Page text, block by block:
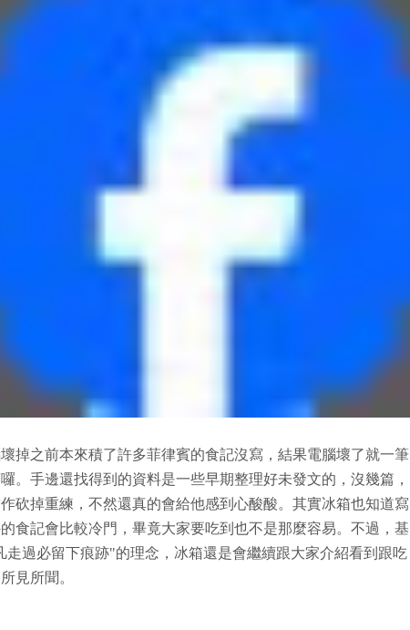
掉之前本來積了許多菲律賓的食記沒寫，結果電腦壞了就一筆
。手邊還找得到的資料是一些早期整理好未發文的，沒幾篇，
砍掉重練，不然還真的會給他感到心酸酸。其實冰箱也知道寫
食記會比較冷門，畢竟大家要吃到也不是那麼容易。不過，基
走過必留下痕跡"的理念，冰箱還是會繼續跟大家介紹看到跟吃
見所聞。